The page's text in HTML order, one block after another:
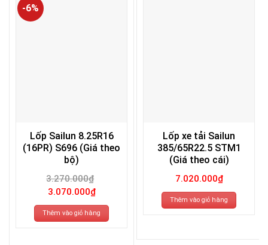
-6%
Lốp Sailun 8.25R16
(16PR) S696 (Giá theo
bộ)
3.270.000₫
Giá
gốc
là:
3.270.000₫.
3.070.000₫Giá
hiện
tại
là:
3.070.000₫.
Thêm vào giỏ hàng
Lốp xe tải Sailun
385/65R22.5 STM1
(Giá theo cái)
7.020.000₫
Thêm vào giỏ hàng